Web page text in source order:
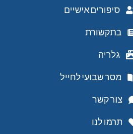
סיפורים אישיים
בתקשורת
גלריה
מסר שבועי לחייל
צור קשר
תרמו לנו